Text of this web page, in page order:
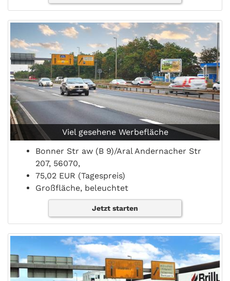
Viel gesehene Werbefläche
Bonner Str aw (B 9)/Aral Andernacher Str
207, 56070,
75,02 EUR (Tagespreis)
Großfläche, beleuchtet
Jetzt starten